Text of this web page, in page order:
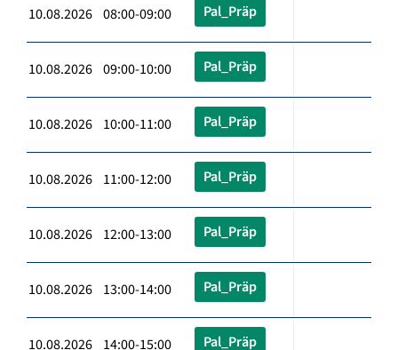
10.08.2026 08:00-09:00 Pal_Präp
10.08.2026 09:00-10:00 Pal_Präp
10.08.2026 10:00-11:00 Pal_Präp
10.08.2026 11:00-12:00 Pal_Präp
10.08.2026 12:00-13:00 Pal_Präp
10.08.2026 13:00-14:00 Pal_Präp
10.08.2026 14:00-15:00 Pal_Präp